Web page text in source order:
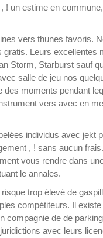
! un estime en
vers thunes favoris.
Leurs excellentes
Storm, Starburst sauf
salle de jeu nos
moments pendant
vers avec en
individus avec jekt
, ! sans aucun
vous rendre dans
le annales.
trop élevé de
compétiteurs. Il
compagnie de de
avec leurs